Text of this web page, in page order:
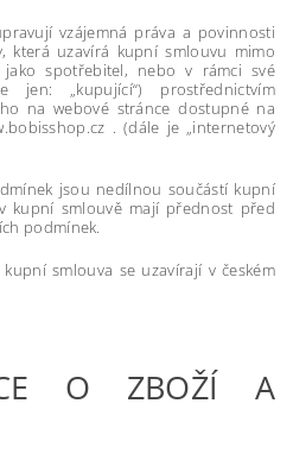
vzájemná práva a povinnosti
která uzavírá kupní smlouvu mimo
spotřebitel, nebo v rámci své
jen: „kupující“) prostřednictvím
na webové stránce dostupné na
. (dále je „internetový
jsou nedílnou součástí kupní
kupní smlouvě mají přednost před
podmínek.
smlouva se uzavírají v českém
O ZBOŽÍ A